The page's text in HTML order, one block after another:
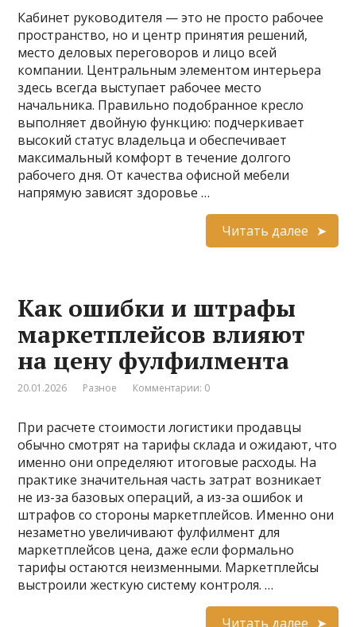
Кабинет руководителя — это не просто рабочее
пространство, но и центр принятия решений,
место деловых переговоров и лицо всей
компании. Центральным элементом интерьера
здесь всегда выступает рабочее место
начальника. Правильно подобранное кресло
выполняет двойную функцию: подчеркивает
высокий статус владельца и обеспечивает
максимальный комфорт в течение долгого
рабочего дня. От качества офисной мебели
напрямую зависят здоровье …
Читать далее
Как ошибки и штрафы
маркетплейсов влияют
на цену фулфилмента
20.01.2026 Разное Комментарии: 0
При расчете стоимости логистики продавцы
обычно смотрят на тарифы склада и ожидают, что
именно они определяют итоговые расходы. На
практике значительная часть затрат возникает
не из-за базовых операций, а из-за ошибок и
штрафов со стороны маркетплейсов. Именно они
незаметно увеличивают фулфилмент для
маркетплейсов цена, даже если формально
тарифы остаются неизменными. Маркетплейсы
выстроили жесткую систему контроля. …
Читать далее